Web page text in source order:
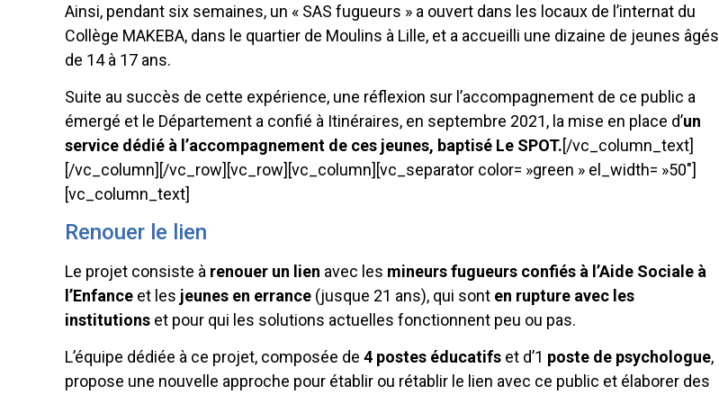
Ainsi, pendant six semaines, un « SAS fugueurs » a ouvert dans les locaux de l’internat du
Collège MAKEBA, dans le quartier de Moulins à Lille, et a accueilli une dizaine de jeunes âgés
de 14 à 17 ans.
Suite au succès de cette expérience, une réflexion sur l’accompagnement de ce public a
émergé et le Département a confié à Itinéraires, en septembre 2021, la mise en place d’un
service dédié à l’accompagnement de ces jeunes, baptisé Le SPOT.[/vc_column_text]
[/vc_column][/vc_row][vc_row][vc_column][vc_separator color= »green » el_width= »50″]
[vc_column_text]
Renouer le lien
Le projet consiste à renouer un lien avec les mineurs fugueurs confiés à l’Aide Sociale à
l’Enfance et les jeunes en errance (jusque 21 ans), qui sont en rupture avec les
institutions et pour qui les solutions actuelles fonctionnent peu ou pas.
L’équipe dédiée à ce projet, composée de 4 postes éducatifs et d’1 poste de psychologue,
propose une nouvelle approche pour établir ou rétablir le lien avec ce public et élaborer des